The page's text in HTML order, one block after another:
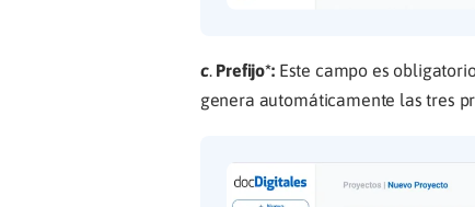
c. Prefijo*: Este campo es
genera automáticamente las tres